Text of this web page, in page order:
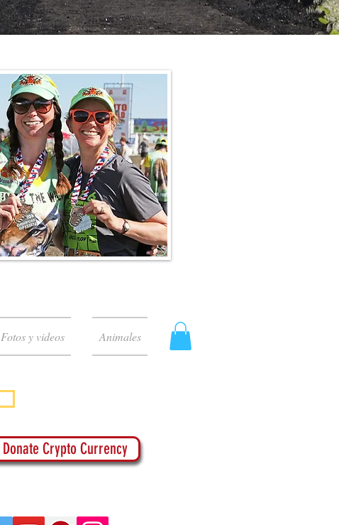
Fotos y videos Animales
Donate Crypto Currency